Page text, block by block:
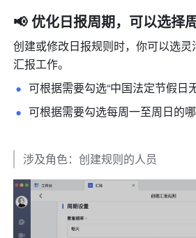
📢 优化日报周期，可以选择
创建或修改日报规则时，你可以选
汇报工作。
可根据需要勾选“中国法定节假日
涉及角色：创建规则的人员